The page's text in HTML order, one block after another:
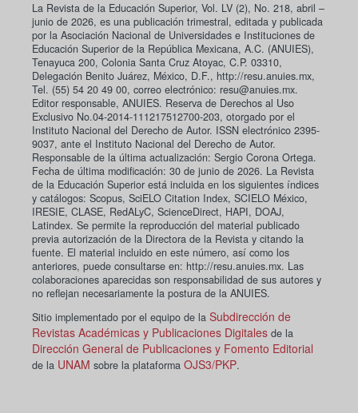
La Revista de la Educación Superior, Vol. LV (2), No. 218, abril –
junio de 2026, es una publicación trimestral, editada y publicada
por la Asociación Nacional de Universidades e Instituciones de
Educación Superior de la República Mexicana, A.C. (ANUIES),
Tenayuca 200, Colonia Santa Cruz Atoyac, C.P. 03310,
Delegación Benito Juárez, México, D.F., http://resu.anuies.mx,
Tel. (55) 54 20 49 00, correo electrónico: resu@anuies.mx.
Editor responsable, ANUIES. Reserva de Derechos al Uso
Exclusivo No.04-2014-111217512700-203, otorgado por el
Instituto Nacional del Derecho de Autor. ISSN electrónico 2395-
9037, ante el Instituto Nacional del Derecho de Autor.
Responsable de la última actualización: Sergio Corona Ortega.
Fecha de última modificación: 30 de junio de 2026. La Revista
de la Educación Superior está incluida en los siguientes índices
y catálogos: Scopus, SciELO Citation Index, SCIELO México,
IRESIE, CLASE, RedALyC, ScienceDirect, HAPI, DOAJ,
Latindex. Se permite la reproducción del material publicado
previa autorización de la Directora de la Revista y citando la
fuente. El material incluido en este número, así como los
anteriores, puede consultarse en: http://resu.anuies.mx. Las
colaboraciones aparecidas son responsabilidad de sus autores y
no reflejan necesariamente la postura de la ANUIES.
Sitio implementado por el equipo de laSubdirección de
Revistas Académicas y Publicaciones Digitales de la
Dirección General de Publicaciones y Fomento Editorial
de la UNAM sobre la plataformaOJS3/PKP.